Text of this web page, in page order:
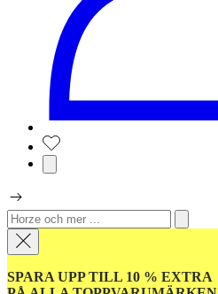
SPARA UPP TILL 10 % EXTRA